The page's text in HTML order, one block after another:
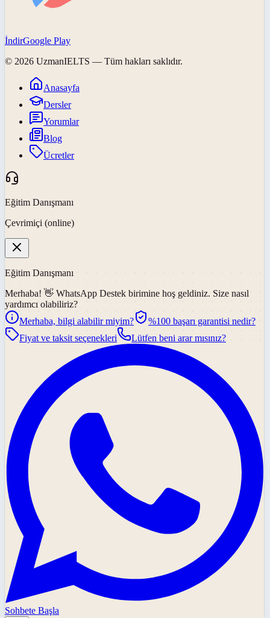
İndirGoogle Play
© 2026 UzmanIELTS — Tüm hakları saklıdır.
Anasayfa
Dersler
Yorumlar
Blog
Ücretler
Eğitim Danışmanı
Çevrimiçi (online)
Eğitim Danışmanı
Merhaba! 👋 WhatsApp Destek birimine hoş geldiniz. Size nasıl
yardımcı olabiliriz?
Merhaba, bilgi alabilir miyim?
%100 başarı garantisi nedir?
Fiyat ve taksit seçenekleri
Lütfen beni arar mısınız?
Sohbete Başla